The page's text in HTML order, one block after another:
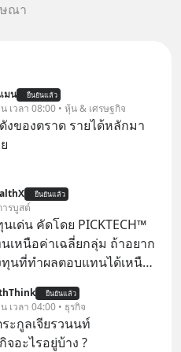
ณา
มน ยืนยันแล้ว
เวลา 08:00 • หุ้น & เศรษฐกิจ
งของตราด รายได้หลักมา
ยืนยันแล้ว
ารบูสต์
เด่น คัดโดย PICKTECH™
เหนือค่าเฉลี่ยกลุ่ม ถ้าอยาก
นที่ทำผลตอบแทนได้เหนือ
ละวิเคราะห์เองให้เสีย
PICKTECH™ บนแอป
วยคัดกองทุนเด่นให้ได้
ยืนยันแล้ว
เวลา 04:00 • ธุรกิจ
ะกูลเจียรวนนท์
จอะไรอยู่บ้าง ?